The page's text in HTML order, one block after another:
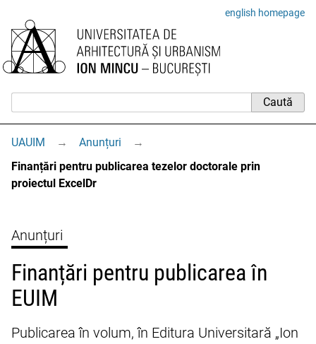
english homepage
UAUIM → Anunțuri
→
Finanțări pentru publicarea tezelor doctorale prin
proiectul ExcelDr
Anunțuri
Finanțări pentru publicarea în
EUIM
Publicarea în volum, în Editura Universitară „Ion